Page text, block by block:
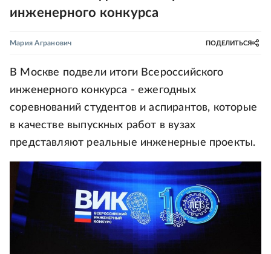
инженерного конкурса
Мария Агранович ПОДЕЛИТЬСЯ
В Москве подвели итоги Всероссийского
инженерного конкурса - ежегодных
соревнований студентов и аспирантов, которые
в качестве выпускных работ в вузах
представляют реальные инженерные проекты.